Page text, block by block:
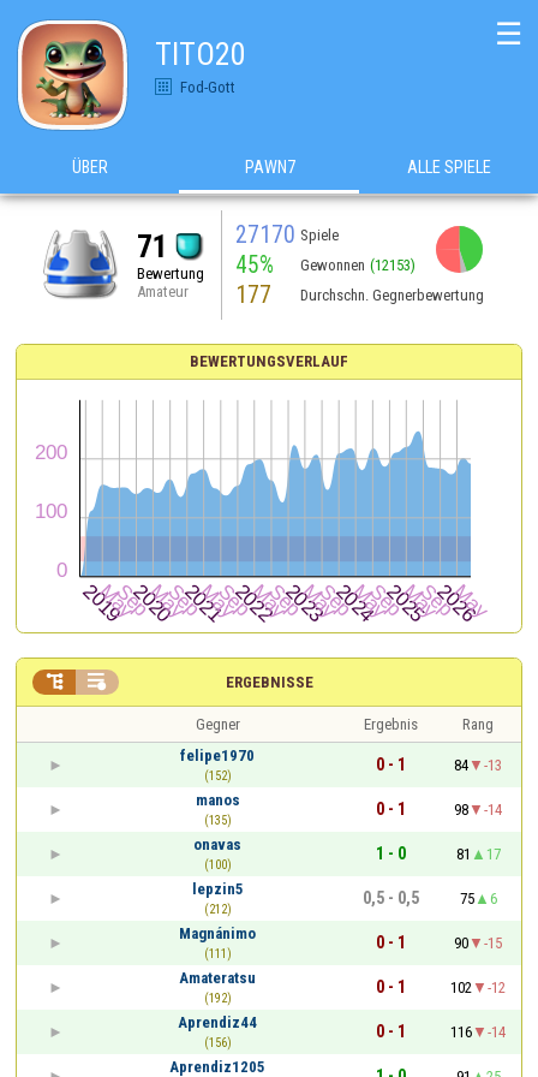
TITO20
Fod-Gott
☰
ÜBER PAWN7 ALLE SPIELE
71
Bewertung
Amateur
27170 Spiele
45% Gewonnen (12153)
177 Durchschn. Gegnerbewertung
BEWERTUNGSVERLAUF
ERGEBNISSE
 
Gegner Ergebnis
Rang
felipe1970
(152)
0 - 1 84
-13
manos
(135)
0 - 1 98
-14
onavas
(100)
1 - 0 81
17
lepzin5
(212)
0,5 - 0,5 75
6
Magnánimo
(111)
0 - 1 90
-15
Amateratsu
(192)
0 - 1 102
-12
Aprendiz44
(156)
0 - 1 116
-14
Aprendiz1205